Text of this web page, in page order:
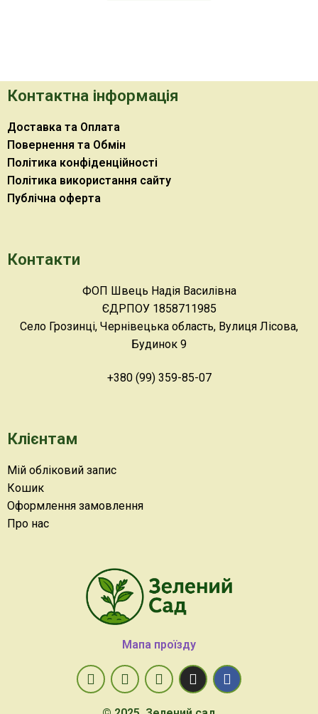
Контактна інформація
Доставка та Оплата
Повернення та Обмін
Політика конфіденційності
Політика використання сайту
Публічна оферта
Контакти
ФОП Швець Надія Василівна
ЄДРПОУ 1858711985
Село Грозинці, Чернівецька область, Вулиця Лісова,
Будинок 9
+380 (99) 359-85-07
Клієнтам
Мій обліковий запис
Кошик
Оформлення замовлення
Про нас
Мапа проїзду